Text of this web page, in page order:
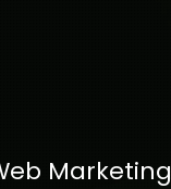
Marketing